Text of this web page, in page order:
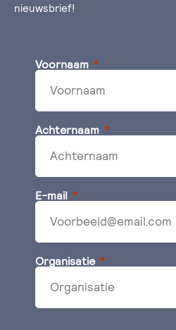
nieuwsbrief!
Voornaam
Achternaam
E-mail
Organisatie